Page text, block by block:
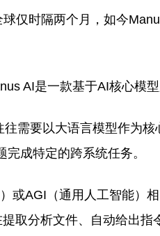
仅时隔两个月，如今
AI是一款基于AI核心模
往需要以大语言模型作为
成特定的跨系统任务。
或AGI（通用人工智能）
取分析文件、自动给出指